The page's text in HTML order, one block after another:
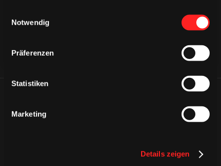
Notwendig
Präferenzen
Statistiken
Marketing
Details zeigen